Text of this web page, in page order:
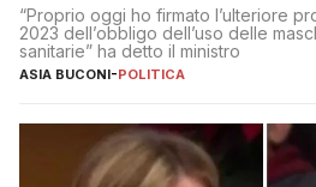
“Proprio oggi ho firmato l’ulteriore
2023 dell’obbligo dell’uso delle
sanitarie” ha detto il ministro
ASIA BUCONI-POLITICA